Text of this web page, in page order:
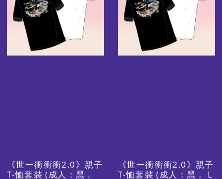
《世一衝衝衝2.0》親子
T-恤套裝 (成人：黑，
《世一衝衝衝2.0》親子
T-恤套裝 (成人：黑， L